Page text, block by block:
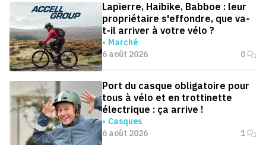
Lapierre, Haibike, Babboe : leur
propriétaire s'effondre, que va-
t-il arriver à votre vélo ?
Marché
6 août 2026
0
Port du casque obligatoire pour
tous à vélo et en trottinette
électrique : ça arrive !
Casques
6 août 2026
1